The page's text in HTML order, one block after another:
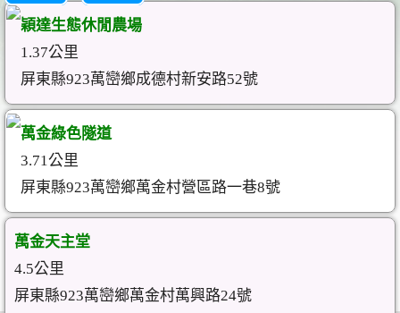
穎達生態休閒農場
1.37公里
屏東縣923萬巒鄉成德村新安路52號
萬金綠色隧道
3.71公里
屏東縣923萬巒鄉萬金村營區路一巷8號
萬金天主堂
4.5公里
屏東縣923萬巒鄉萬金村萬興路24號